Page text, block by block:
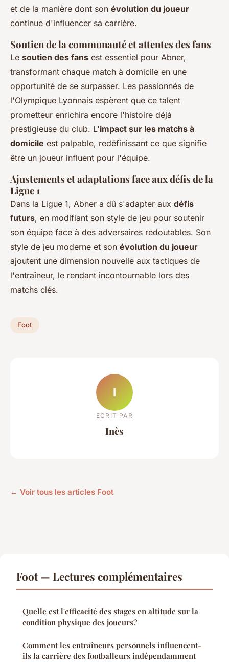
et de la manière dont son évolution du joueur
continue d'influencer sa carrière.
Soutien de la communauté et attentes des fans
Le soutien des fans est essentiel pour Abner,
transformant chaque match à domicile en une
opportunité de se surpasser. Les passionnés de
l'Olympique Lyonnais espèrent que ce talent
prometteur enrichira encore l'histoire déjà
prestigieuse du club. L'impact sur les matchs à
domicile est palpable, redéfinissant ce que signifie
être un joueur influent pour l'équipe.
Ajustements et adaptations face aux défis de la
Ligue 1
Dans la Ligue 1, Abner a dû s'adapter aux défis
futurs, en modifiant son style de jeu pour soutenir
son équipe face à des adversaires redoutables. Son
style de jeu moderne et son évolution du joueur
ajoutent une dimension nouvelle aux tactiques de
l'entraîneur, le rendant incontournable lors des
matchs clés.
Foot
I
ECRIT PAR
Inès
← Voir tous les articles Foot
Foot — Lectures complémentaires
Quelle est l'efficacité des stages en altitude sur la
condition physique des joueurs?
Comment les entraîneurs personnels influencent-
ils la carrière des footballeurs indépendamment